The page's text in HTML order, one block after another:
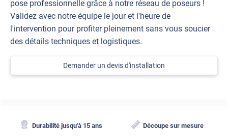
pose professionnelle grâce à notre réseau de poseurs !
Validez avec notre équipe le jour et l'heure de
l'intervention pour profiter pleinement sans vous soucier
des détails techniques et logistiques.
Demander un devis d'installation
Durabilité jusqu'à 15 ans Découpe sur mesure